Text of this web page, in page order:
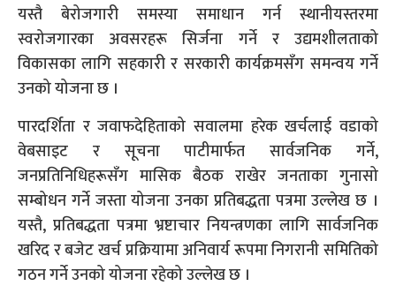
यस्तै बेरोजगारी समस्या समाधान गर्न स्थानीयस्तरमा
स्वरोजगारका अवसरहरू सिर्जना गर्ने र उद्यमशीलताको
विकासका लागि सहकारी र सरकारी कार्यक्रमसँग समन्वय गर्ने
उनको योजना छ ।
पारदर्शिता र जवाफदेहिताको सवालमा हरेक खर्चलाई वडाको
वेबसाइट र सूचना पाटीमार्फत सार्वजनिक गर्ने,
जनप्रतिनिधिहरूसँग मासिक बैठक राखेर जनताका गुनासो
सम्बोधन गर्ने जस्ता योजना उनका प्रतिबद्धता पत्रमा उल्लेख छ ।
यस्तै, प्रतिबद्धता पत्रमा भ्रष्टाचार नियन्त्रणका लागि सार्वजनिक
खरिद र बजेट खर्च प्रक्रियामा अनिवार्य रूपमा निगरानी समितिको
गठन गर्ने उनको योजना रहेको उल्लेख छ ।